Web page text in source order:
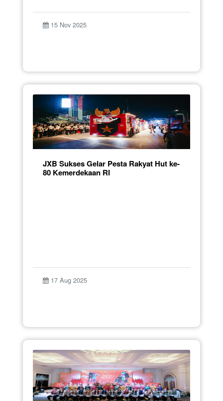
15 Nov 2025
JXB Sukses Gelar Pesta Rakyat Hut ke-
80 Kemerdekaan RI
17 Aug 2025